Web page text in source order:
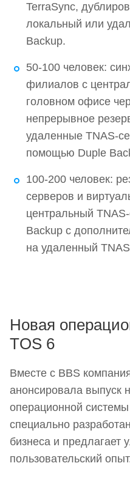
TerraSync,
локальный или
Backup.
50-100 человек:
филиалов с
головном офисе
непрерывное
удаленные TNAS-
помощью Duple
100-200 человек:
серверов и
центральный
Backup с
на удаленный
Новая
TOS 6
Вместе с BBS
анонсировала выпуск
операционной
специально
бизнеса и предлагает
пользовательский